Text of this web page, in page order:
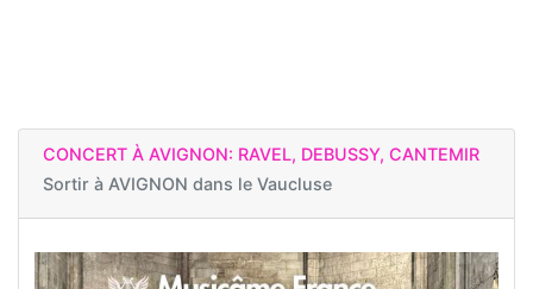
CONCERT À AVIGNON: RAVEL, DEBUSSY, CANTEMIR
Sortir à AVIGNON dans le Vaucluse